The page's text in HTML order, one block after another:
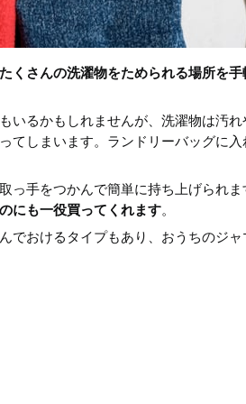
たくさんの洗濯物をためられる場所を手
いるかもしれませんが、洗濯物は汚
てしまいます。ランドリーバッグに
っ手をつかんで簡単に持ち上げられま
にも一役買ってくれます。
でおけるタイプもあり、おうちのジャ